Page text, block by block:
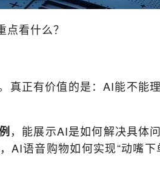
看什么？
真正有价值的是：AI能不能
，能展示AI是如何解决具
AI语音购物如何实现“动嘴